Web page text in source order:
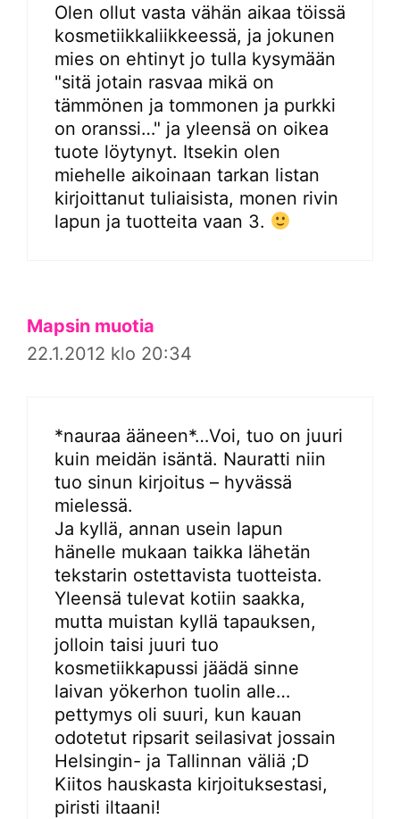
Olen ollut vasta vähän aikaa töissä
kosmetiikkaliikkeessä, ja jokunen
mies on ehtinyt jo tulla kysymään
"sitä jotain rasvaa mikä on
tämmönen ja tommonen ja purkki
on oranssi…" ja yleensä on oikea
tuote löytynyt. Itsekin olen
miehelle aikoinaan tarkan listan
kirjoittanut tuliaisista, monen rivin
lapun ja tuotteita vaan 3.
Mapsin muotia
22.1.2012 klo 20:34
*nauraa ääneen*…Voi, tuo on juuri
kuin meidän isäntä. Nauratti niin
tuo sinun kirjoitus – hyvässä
mielessä.
Ja kyllä, annan usein lapun
hänelle mukaan taikka lähetän
tekstarin ostettavista tuotteista.
Yleensä tulevat kotiin saakka,
mutta muistan kyllä tapauksen,
jolloin taisi juuri tuo
kosmetiikkapussi jäädä sinne
laivan yökerhon tuolin alle…
pettymys oli suuri, kun kauan
odotetut ripsarit seilasivat jossain
Helsingin- ja Tallinnan väliä ;D
Kiitos hauskasta kirjoituksestasi,
piristi iltaani!